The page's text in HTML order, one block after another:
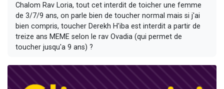
Chalom Rav Loria, tout cet interdit de toicher une femme
de 3/7/9 ans, on parle bien de toucher normal mais si j'ai
bien compris, toucher Derekh H'iba est interdit a partir de
treize ans MEME selon le rav Ovadia (qui permet de
toucher jusqu'a 9 ans) ?